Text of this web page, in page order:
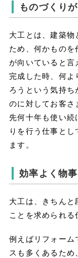
ものづくり
大工とは、建築
ため、何かもの
が向いていると
完成した時、何
ろうという気持
のに対してお客
先何十年も使い続
りを行う仕事と
ます。
効率よく物
大工は、きちん
ことを求められる
例えばリフォーム
スも多くあるた